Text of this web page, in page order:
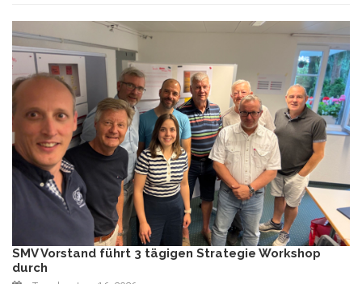
SMV Vorstand führt 3 tägigen Strategie Workshop
durch